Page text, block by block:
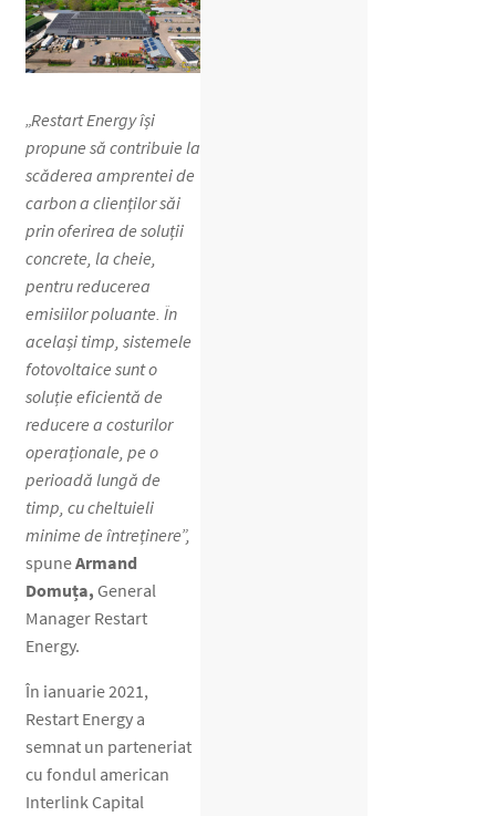
„Restart Energy își
propune să contribuie la
scăderea amprentei de
carbon a clienților săi
prin oferirea de soluții
concrete, la cheie,
pentru reducerea
emisiilor poluante. În
același timp, sistemele
fotovoltaice sunt o
soluție eficientă de
reducere a costurilor
operaționale, pe o
perioadă lungă de
timp, cu cheltuieli
minime de întreținere”,
spuneArmand
Domuța, General
Manager Restart
Energy.
În ianuarie 2021,
Restart Energy a
semnat un parteneriat
cu fondul american
Interlink Capital